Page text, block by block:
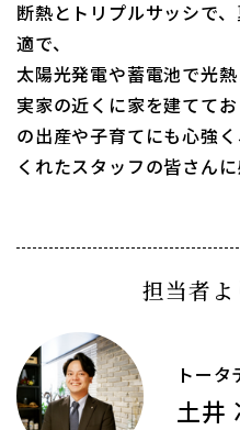
断熱とトリプルサッシで
適で、
太陽光発電や蓄電池で光
実家の近くに家を建てて
の出産や子育てにも心強
くれたスタッフの皆さんに
担当者よ
トー
土井